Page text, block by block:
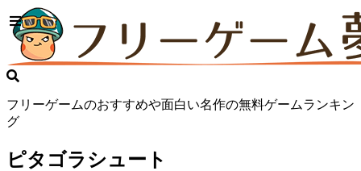
フリーゲームのおすすめや面白い名作の無料ゲームランキン
グ
ピタゴラシュート